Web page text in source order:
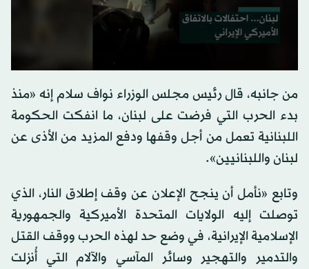
من جانبه، قال رئيس مجلس الوزراء نواف سلام إنه «منذ
بدء الحرب التي فرضت على لبنان، ما انفكت الحكومة
اللبنانية تعمل من أجل وقفها ودفع المزيد من الأذى عن
لبنان واللبنانيين».
وتابع «نأمل أن ينجح الإعلان عن وقف إطلاق النار، الذي
توصلت إليه الولايات المتحدة الأميركية والجمهورية
الإسلامية الإيرانية، في وضع حد لهذه الحرب ووقف القتل
والتدمير والتهجير وسائر المآسي والآلام التي أُنزلت